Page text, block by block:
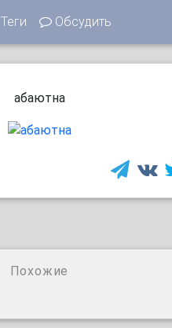
Теги Обсудить
абаютна
Похожие